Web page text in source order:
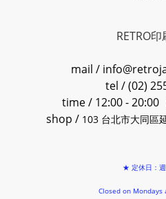
RETRO印
mail /
tel / (02)
time / 12:00 - 20:00
shop / 103 台北市大同區
★ 定休日：
Closed on Mondays